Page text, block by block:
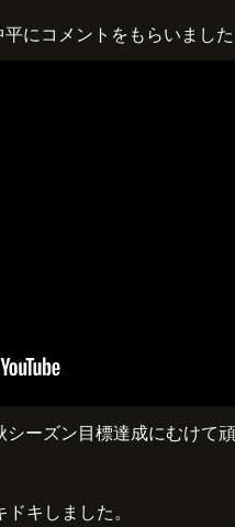
にコメントをもらいまし
シーズン目標達成にむけて
キしました。